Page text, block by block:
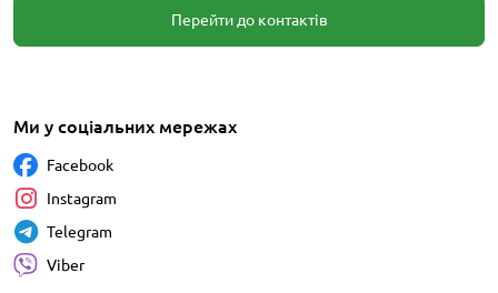
Перейти до контактів
Ми у соціальних мережах
Facebook
Instagram
Telegram
Viber